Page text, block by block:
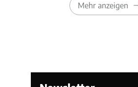
Mehr anzeigen